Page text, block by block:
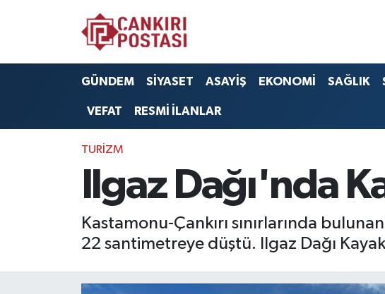
GÜNDEM SİYASET ASAYİŞ EKONOMİ SAĞLIK
VEFAT RESMİ İLANLAR
TURİZM
Ilgaz Dağı'nda
Kastamonu-Çankırı sınırlarında
22 santimetreye düştü. Ilgaz Dağı
SİYASET
Nöbetçi Eczaneler
Hava Durumu
Süper Lig Puan Durumu ve Fikstür